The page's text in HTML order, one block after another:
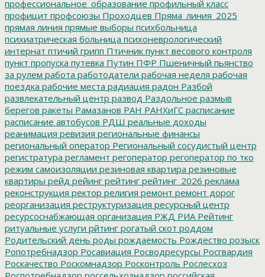
профессиональное_образование профильный класс
профицит профсоюзы Проходцев Пряма_линия_2025
прямая линия прямые выборы психбольница
психиатрическая больница психоневрологический
интернат птичий грипп Птичник пункт весового контроля
пункт пропуска путевка Путин ПФР Пшеничный пьянство
за рулем работа работодатели рабочая неделя рабочая
поездка рабочие места радиация радон Разбой
развлекательный центр развод Раздольное размыв
берегов ракеты Рамазанов РАН РАНХиГС расписание
расписание автобусов РДШ реальные доходы
реанимация ревизия региональные финансы
региональный оператор Региональный сосудистый центр
регистратура регламент регоператор регоператор по тко
режим самоизоляции резиновая квартира резиновые
квартиры рейд рейинг рейтинг рейтинг_2026 реклама
реконструкция ректор религия ремонт ремонт дорог
реорганизация реструктуризация ресурсный центр
ресурсоснабжающая организация РЖД РИА Рейтинг
ритуальные услуги рйтинг рогатый скот роддом
Родительский день роды рождаемость Рождество розыск
Ропотребнадзор Росавиация Росводресурсы Росгвардия
Роскачество Роскомнадзор Росконтроль Рослесхоз